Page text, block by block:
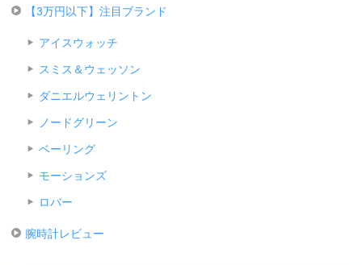
【3万円以下】注目ブランド
アイスウォッチ
スミス＆ウェッソン
ダニエルウェリントン
ノードグリーン
ベーリング
モーションズ
ロバー
腕時計レビュー